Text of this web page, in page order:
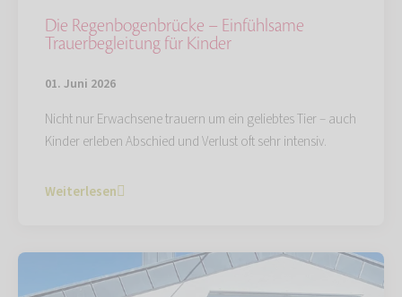
Die Regenbogenbrücke – Einfühlsame
Trauerbegleitung für Kinder
01. Juni 2026
Nicht nur Erwachsene trauern um ein geliebtes Tier – auch
Kinder erleben Abschied und Verlust oft sehr intensiv.
Weiterlesen